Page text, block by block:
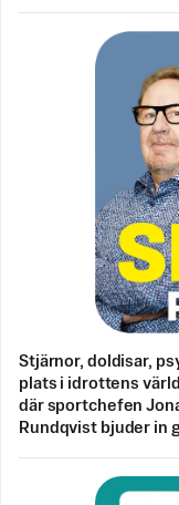
Stjärnor, doldisar,
plats i idrottens
där sportchefen
Rundqvist bjuder in